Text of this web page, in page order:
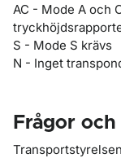
AC - Mode A och
S - Mode S krävs
N - Inget
Frågor